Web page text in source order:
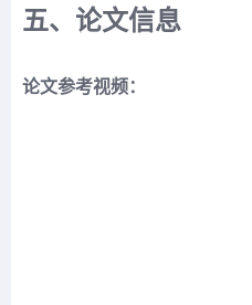
五、论文信息
论文参考视频：